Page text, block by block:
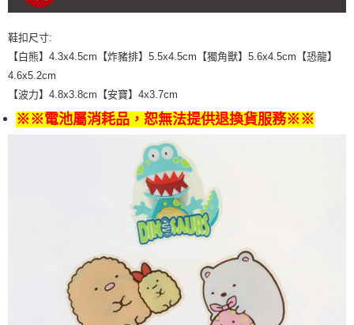
購買商品的店家。未經商家同意取消之訂單仍視為有效，需透過AFTEE先享
※ 交易是否成功請以「AFTEE先享後付 」之結帳頁面顯示為準，若有關於
是否繳費成功／繳費後需取消欲退款等相關疑問，請聯繫「AFTEE先享後付
客戶支援中心」
https://netprotections.freshdesk.com/support/home
【注意事項】
易，需依本服務之必要範圍內提供個人資料，並將交易相關給付款項請求債
２．關於個人資料處理事宜，請瀏覽以下網址：
https://aftee.tw/terms/#terms3
３．未成年的使用者請事先徵得法定代理人或監護人之同意方可使用
「AFTEE先享後付」，若未經同意申辦者引起之損失，本公司不負相關責
４．使用「AFTEE先享後付」時，將依據個別帳號之用戶狀況，依本公司即
時審查核予不同之上限額度；若仍有額度不足之情形，本公司將視審查結果
５．嚴禁一人註冊多個帳號或使用他人資訊註冊。若發現惡意使用之情形，
恩沛科技股份有限公司將有權停止該用戶之使用額度並採取法律行動。
每筆NT$90，滿NT$799(含以上)免運費
宅配運費
每筆NT$90，滿NT$699(含以上)免運費
鞋扣尺寸:
【白熊】4.3x4.5cm【炸豬排】5.5x4.5cm【獨角獸】5.6x4.5cm【恐龍】
4.6x5.2cm
【波力】4.8x3.8cm【安寶】4x3.7cm
※※電池屬消耗品，恕無法提供退換貨服務※※